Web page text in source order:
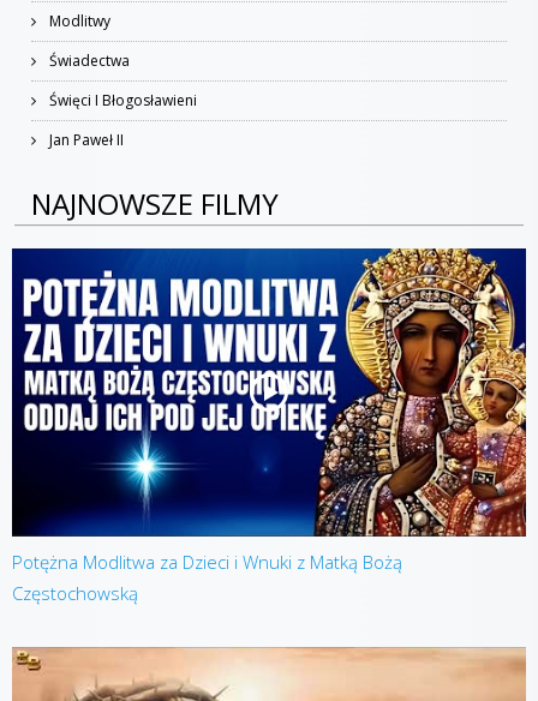
Modlitwy
Świadectwa
Święci I Błogosławieni
Jan Paweł II
NAJNOWSZE FILMY
Potężna Modlitwa za Dzieci i Wnuki z Matką Bożą
Częstochowską